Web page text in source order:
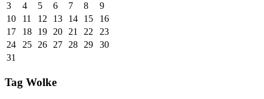
3
4 5 6 7 8
9
10
11 12 13 14 15
16
17
18 19 20 21 22
23
24
25 26 27 28 29
30
31
Tag Wolke